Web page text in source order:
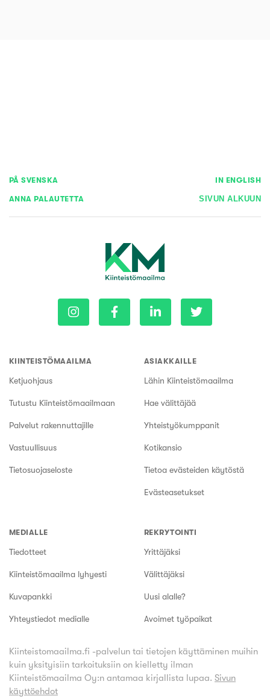
PÅ SVENSKA IN ENGLISH
ANNA PALAUTETTA SIVUN ALKUUN
KIINTEISTÖMAAILMA
Ketjuohjaus
Tutustu Kiinteistömaailmaan
Palvelut rakennuttajille
Vastuullisuus
Tietosuojaseloste
ASIAKKAILLE
Lähin Kiinteistömaailma
Hae välittäjää
Yhteistyökumppanit
Kotikansio
Tietoa evästeiden käytöstä
Evästeasetukset
MEDIALLE
Tiedotteet
Kiinteistömaailma lyhyesti
Kuvapankki
Yhteystiedot medialle
REKRYTOINTI
Yrittäjäksi
Välittäjäksi
Uusi alalle?
Avoimet työpaikat
Kiinteistomaailma.fi -palvelun tai tietojen käyttäminen muihin
kuin yksityisiin tarkoituksiin on kielletty ilman
Kiinteistömaailma Oy:n antamaa kirjallista lupaa. Sivun
käyttöehdot